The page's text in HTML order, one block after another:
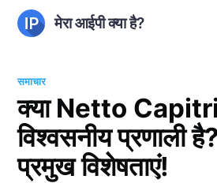
मेरा आईपी क्या है?
समाचार
क्या Netto
विश्वसनीय प्रणाली
प्रमुख विशेषताएं!